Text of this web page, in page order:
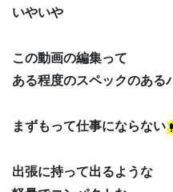
いやいや
この動画の編集って
ある程度のスペックのある
まずもって仕事にならない
出張に持って出るような